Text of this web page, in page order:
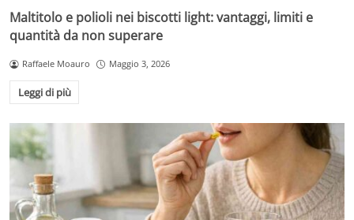
Maltitolo e polioli nei biscotti light: vantaggi, limiti e
quantità da non superare
Raffaele Moauro Maggio 3, 2026
Leggi di più